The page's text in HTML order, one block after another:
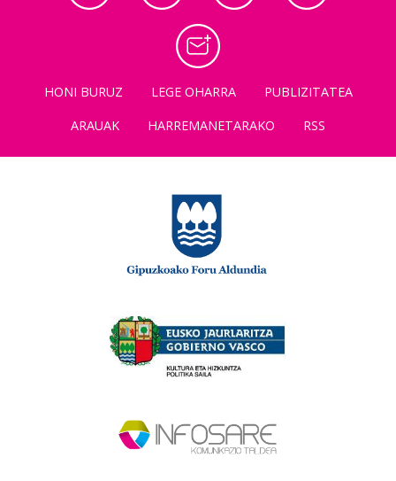
HONI BURUZ LEGE OHARRA
PUBLIZITATEA
ARAUAK
HARREMANETARAKO RSS